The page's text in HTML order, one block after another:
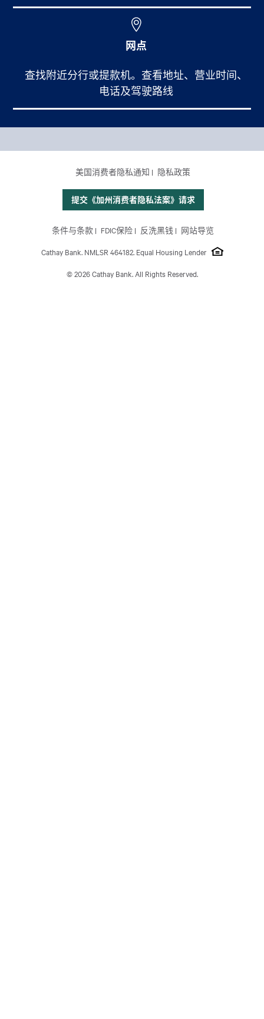
网点
查找附近分行或提款机。查看地址、营业时间、
电话及驾驶路线
个人银行
美国消费者隐私通知 隐私政策
提交《加州消费者隐私法案》请求
Footer Site Map
条件与条款 FDIC保险 反洗黑钱 网站导览
Cathay Bank. NMLSR 464182. Equal Housing Lender
© 2026 Cathay Bank. All Rights Reserved.